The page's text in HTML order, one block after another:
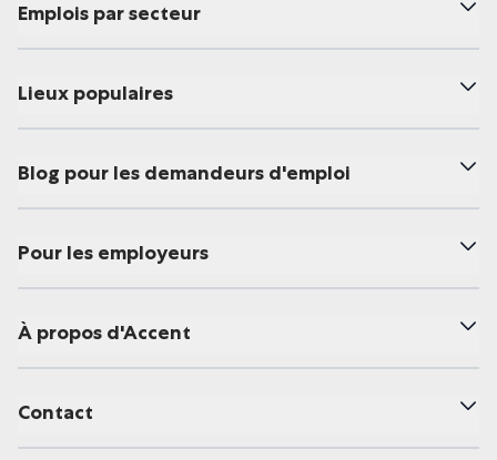
Emplois par secteur
Lieux populaires
Blog pour les demandeurs d'emploi
Pour les employeurs
À propos d'Accent
Contact